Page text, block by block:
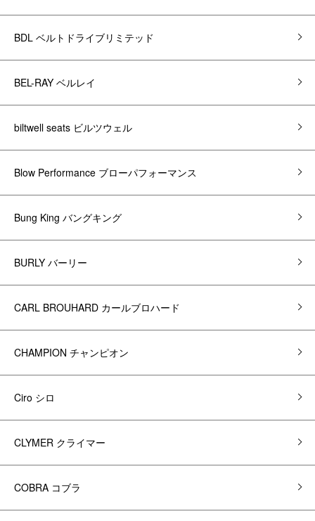
BDL ベルトドライブリミテッド
BEL-RAY ベルレイ
biltwell seats ビルツウェル
Blow Performance ブローパフォーマンス
Bung King バングキング
BURLY バーリー
CARL BROUHARD カールブロハード
CHAMPION チャンピオン
Ciro シロ
CLYMER クライマー
COBRA コブラ